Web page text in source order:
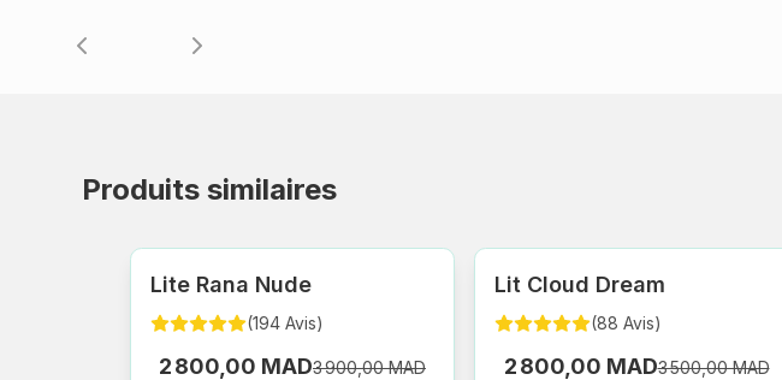
Produits similaires
Lite Rana Nude
(194 Avis)
2 800,00 MAD3 900,00 MAD
Lit Cloud Dream
(88 Avis)
2 800,00 MAD3 500,00 MAD